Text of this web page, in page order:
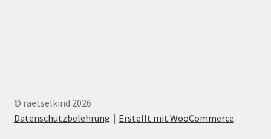
© raetselkind 2026
Datenschutzbelehrung
Erstellt mit WooCommerce.